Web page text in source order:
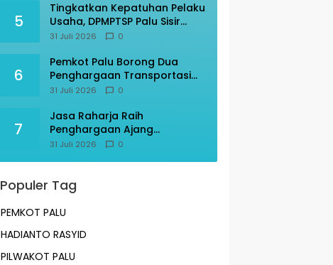
5
Tingkatkan Kepatuhan Pelaku
Usaha, DPMPTSP Palu Sisir
Warkop – Restoran
31 Juli 2026 0
6
Pemkot Palu Borong Dua
Penghargaan Transportasi
Indonesia Award 2026
31 Juli 2026 0
7
Jasa Raharja Raih
Penghargaan Ajang
Transportasi Indonesia
31 Juli 2026 0
Populer Tag
PEMKOT PALU
HADIANTO RASYID
PILWAKOT PALU